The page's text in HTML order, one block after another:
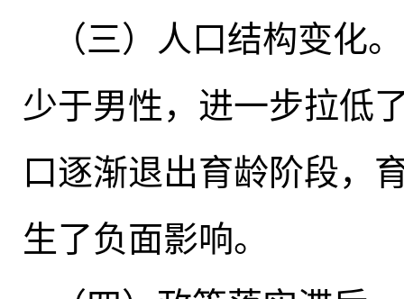
（三）人口结构变化。
少于男性， 进一步拉低
口逐渐退出育龄阶段，
生了负面影响。